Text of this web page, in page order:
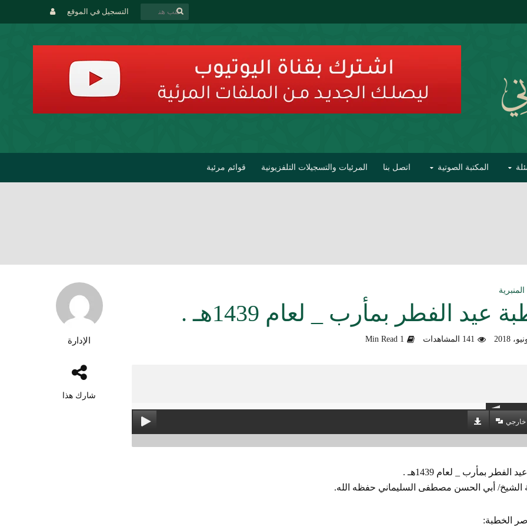
التسجيل في الموقع
المكتبة الصوتية اتصل بنا المرئيات والتسجيلات التلفزيونية قوائم مرئية
العمل الدعوي بين علماء ودعاة اليمن (صوت)
الحديثية للشيخ المحدث أبي الحسن السليماني
الإرهابي
صادق بن محمد البيضاني حول فَهْمِهِ كلامي عن تنظيم القاعدة
الإدارة
شارك هذا
عيد الفطر بمأرب _ لعام 1439هـ .
141 المشاهدات 1 Min Read
الفطر بمأرب _ لعام 1439هـ .
الشيخ/ أبي الحسن مصطفى السليماني حفظه الله.
الخطبة: